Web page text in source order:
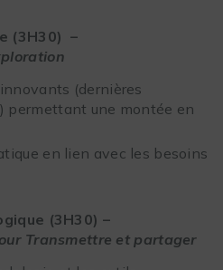
(3H30) –
(dernières
permettant une montée en
en lien avec les besoins
(3H30) –
Transmettre et partager